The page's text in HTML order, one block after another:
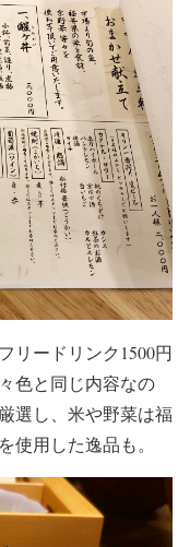
リードリンク1500円
色と同じ内容なの
選し、米や野菜は福
使用した逸品も。